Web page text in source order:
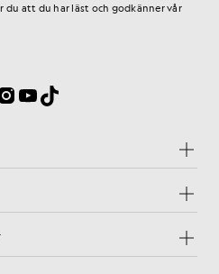
att du har läst och godkänner vår
YouTube
TikTok